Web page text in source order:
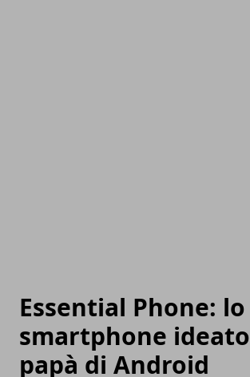
Essential Phone: lo
smartphone
papà di Android